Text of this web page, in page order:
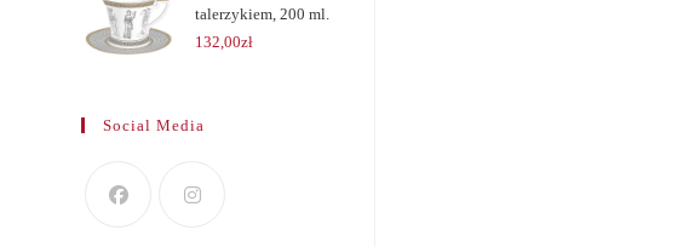
talerzykiem, 200 ml.
132,00zł
Social Media